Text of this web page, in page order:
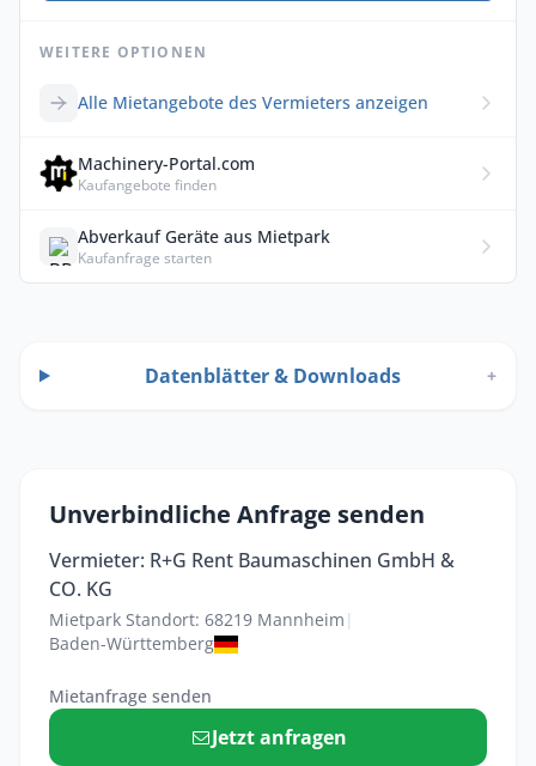
WEITERE OPTIONEN
Alle Mietangebote des Vermieters anzeigen
Machinery-Portal.com
Kaufangebote finden
Abverkauf Geräte aus Mietpark
Kaufanfrage starten
Datenblätter & Downloads +
Unverbindliche Anfrage senden
Vermieter: R+G Rent Baumaschinen GmbH &
CO. KG
Mietpark Standort: 68219 Mannheim |
Baden-Württemberg
Mietanfrage senden
Jetzt anfragen